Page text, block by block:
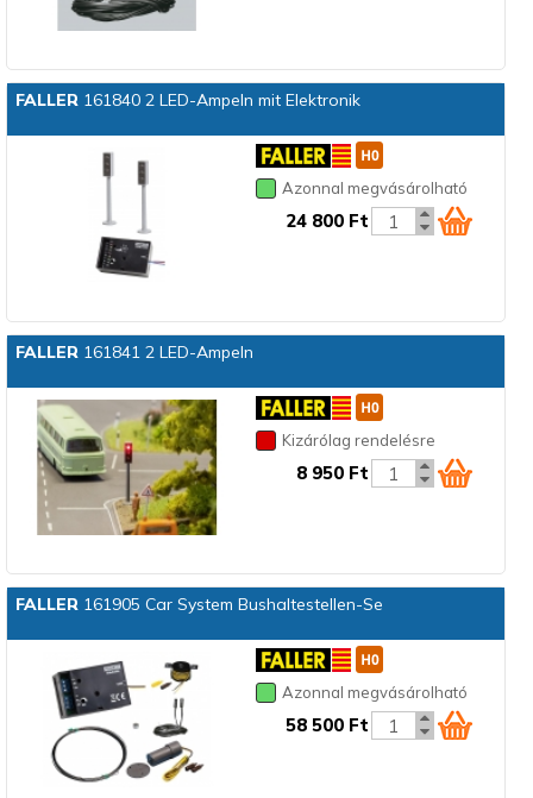
FALLER161840 2 LED-Ampeln mit Elektronik
Azonnal megvásárolható
24 800 Ft
FALLER161841 2 LED-Ampeln
Kizárólag rendelésre
8 950 Ft
FALLER161905 Car System Bushaltestellen-Se
Azonnal megvásárolható
58 500 Ft